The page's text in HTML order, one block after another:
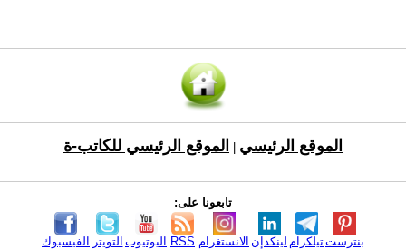
الموقع الرئيسي الموقع الرئيسي للكاتب-ة
تابعونا على:
الفيسبوك التويتر اليوتيوب RSS الانستغرام لينكدإن تيلكرامبنترست